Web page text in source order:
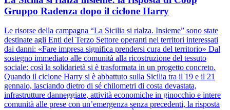
Gruppo Radenza dopo il ciclone Harry
Le risorse della campagna “La Sicilia si rialza. Insieme” sono state
destinate agli Enti del Terzo Settore operanti nei territori interessati
dai danni: «Fare impresa significa prendersi cura del territorio» Dal
sostegno immediato alle comunità alla ricostruzione del tessuto
sociale: così la solidarietà si è trasformata in un progetto concreto.
Quando il ciclone Harry si è abbattuto sulla Sicilia tra il 19 e il 21
gennaio, lasciando dietro di sé chilometri di costa devastata,
infrastrutture danneggiate, attività economiche in ginocchio e intere
comunità alle prese con un’emergenza senza precedenti, la risposta